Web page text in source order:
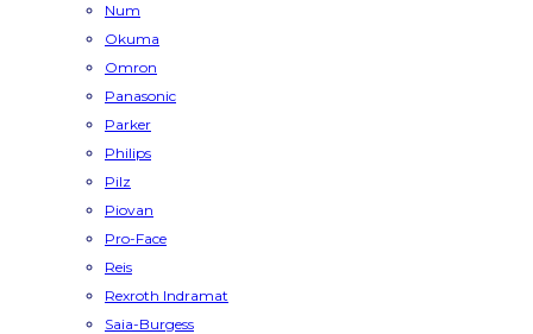
Num
Okuma
Omron
Panasonic
Parker
Philips
Pilz
Piovan
Pro-Face
Reis
Rexroth Indramat
Saia-Burgess